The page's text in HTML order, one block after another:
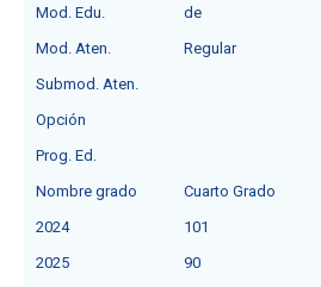
Mod. Edu.
deㅤ
Mod. Aten.
Regular
Submod. Aten.
Opción
Prog. Ed.
Nombre grado
Cuarto Grado
2024
101
2025
90